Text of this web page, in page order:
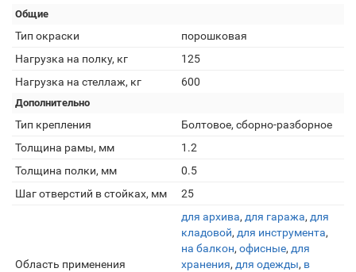
Общие
Тип окраски
порошковая
Нагрузка на полку, кг
125
Нагрузка на стеллаж, кг
600
Дополнительно
Тип крепления
Болтовое, сборно-разборное
Толщина рамы, мм
1.2
Толщина полки, мм
0.5
Шаг отверстий в стойках, мм
25
Область применения
для архива, для гаража, для
кладовой, для инструмента,
на балкон, офисные, для
хранения, для одежды, в